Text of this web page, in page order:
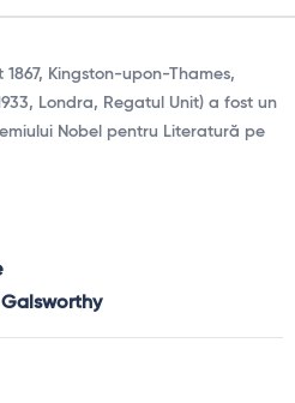
Kingston-upon-Thames​,
Londra, Regatul Unit) a fost un
Nobel pentru Literatură pe